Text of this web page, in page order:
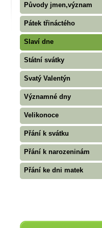
Původy jmen,význam
Pátek třináctého
Slaví dne
Státní svátky
Svatý Valentýn
Významné dny
Velikonoce
Přání k svátku
Přání k narozeninám
Přání ke dni matek